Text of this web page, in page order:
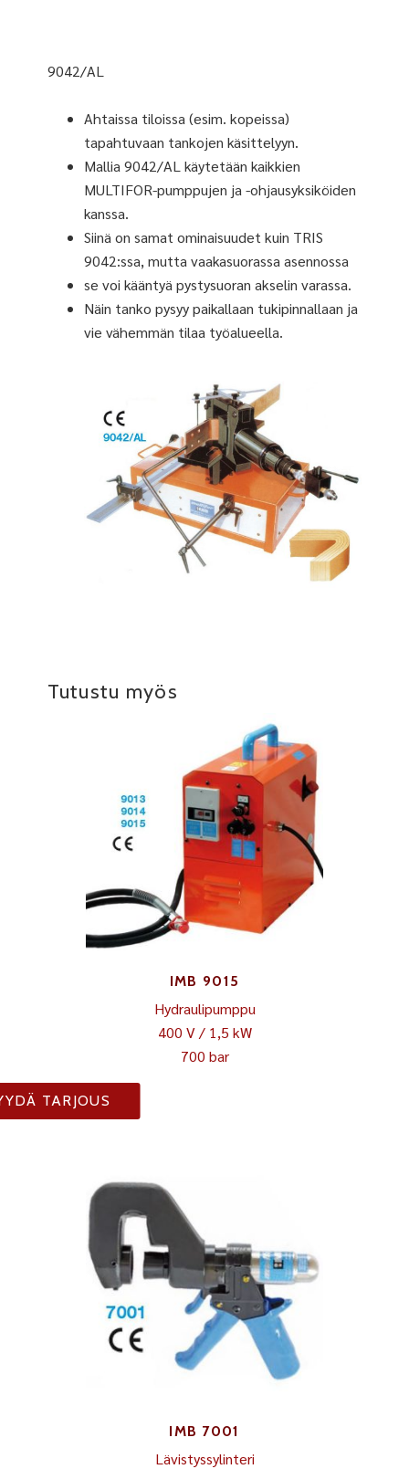
9042/AL
Ahtaissa tiloissa (esim. kopeissa)
tapahtuvaan tankojen käsittelyyn.
Mallia 9042/AL käytetään kaikkien
MULTIFOR-pumppujen ja -ohjausyksiköiden
kanssa.
Siinä on samat ominaisuudet kuin TRIS
9042:ssa, mutta vaakasuorassa asennossa
se voi kääntyä pystysuoran akselin varassa.
Näin tanko pysyy paikallaan tukipinnallaan ja
vie vähemmän tilaa työalueella.
Tutustu myös
IMB 9015
Hydraulipumppu
400 V / 1,5 kW
700 bar
TARJOUS
IMB 7001
Lävistyssylinteri